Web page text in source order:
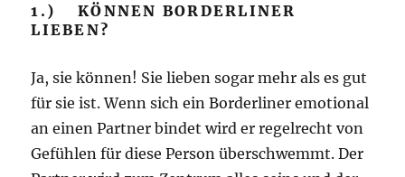
1.) KÖNNEN BORDERLINER
LIEBEN?
Ja, sie können! Sie lieben sogar mehr als es gut
für sie ist. Wenn sich ein Borderliner emotional
an einen Partner bindet wird er regelrecht von
Gefühlen für diese Person überschwemmt. Der